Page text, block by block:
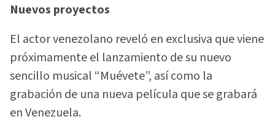
Nuevos proyectos
El actor venezolano reveló en exclusiva que viene
próximamente el lanzamiento de su nuevo
sencillo musical “Muévete”, así como la
grabación de una nueva película que se grabará
en Venezuela.